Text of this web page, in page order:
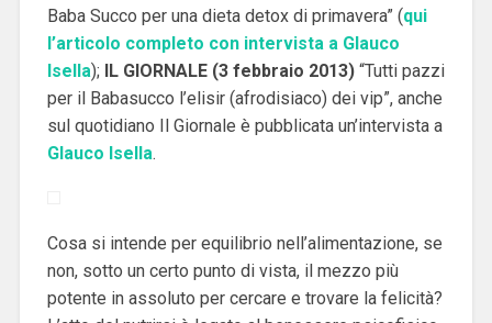
Baba Succo per una dieta detox di primavera” (qui
l’articolo completo con intervista a Glauco
Isella); IL GIORNALE (3 febbraio 2013)“Tutti pazzi
per il Babasucco l’elisir (afrodisiaco) dei vip”, anche
sul quotidiano Il Giornale è pubblicata un’intervista a
Glauco Isella.
Cosa si intende per equilibrio nell’alimentazione, se
non, sotto un certo punto di vista, il mezzo più
potente in assoluto per cercare e trovare la felicità?